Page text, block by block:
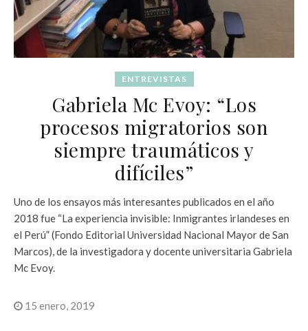
ENTREVISTAS
Gabriela Mc Evoy: “Los
procesos migratorios son
siempre traumáticos y
difíciles”
Uno de los ensayos más interesantes publicados en el año
2018 fue “La experiencia invisible: Inmigrantes irlandeses en
el Perú” (Fondo Editorial Universidad Nacional Mayor de San
Marcos), de la investigadora y docente universitaria Gabriela
Mc Evoy.
15 enero, 2019